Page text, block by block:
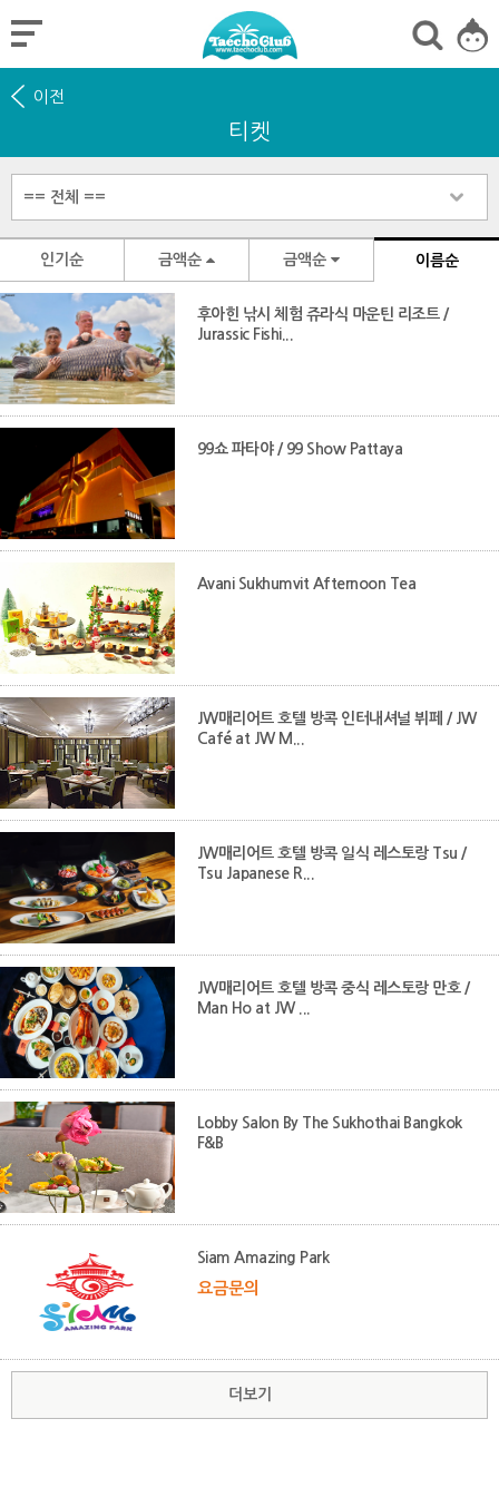
이전
티켓
인기순 금액순 금액순 이름순
후아힌 낚시 체험 쥬라식 마운틴 리조트 /
Jurassic Fishi...
99쇼 파타야 / 99 Show Pattaya
Avani Sukhumvit Afternoon Tea
JW매리어트 호텔 방콕 인터내셔널 뷔페 / JW
Café at JW M...
JW매리어트 호텔 방콕 일식 레스토랑 Tsu /
Tsu Japanese R...
JW매리어트 호텔 방콕 중식 레스토랑 만호 /
Man Ho at JW ...
Lobby Salon By The Sukhothai Bangkok
F&B
Siam Amazing Park
요금문의
더보기